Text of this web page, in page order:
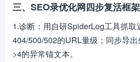
三、SEO录优化网四步复活框架
1.诊断：用自研SpiderLog工具抓取
404/500/502的URL量级；同步导
>4的异常锚文本。